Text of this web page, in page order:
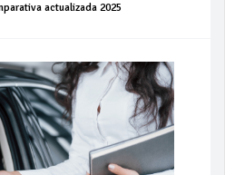
actualizada 2025